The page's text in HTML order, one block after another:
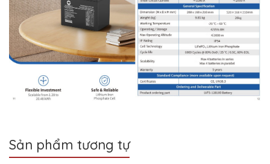
Sản phẩm tương tự